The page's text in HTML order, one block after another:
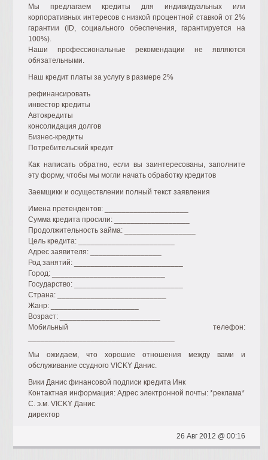
Мы предлагаем кредиты для индивидуальных или
корпоративных интересов с низкой процентной ставкой от 2%
гарантии (ID, социального обеспечения, гарантируется на
100%).
Наши профессиональные рекомендации не являются
обязательными.
Наш кредит платы за услугу в размере 2%
рефинансировать
инвестор кредиты
Автокредиты
консолидация долгов
Бизнес-кредиты
Потребительский кредит
Как написать обратно, если вы заинтересованы, заполните
эту форму, чтобы мы могли начать обработку кредитов
Заемщики и осуществлении полный текст заявления
Имена претендентов: ____________________
Сумма кредита просили: __________________
Продолжительность займа: _________________
Цель кредита: _______________________
Адрес заявителя: _________________
Род занятий: __________________________
Город: ___________________________
Государство: __________________________
Страна: __________________________
Жанр: _____________________
Возраст: ________________________
Мобильный телефон:
Мы ожидаем, что хорошие отношения между вами и
обслуживание ссудного VICKY Данис.
Вики Данис финансовой подписи кредита Инк
Контактная информация: Адрес электронной почты: *реклама*
C. э.м. VICKY Данис
директор
26 Авг 2012 @ 00:16